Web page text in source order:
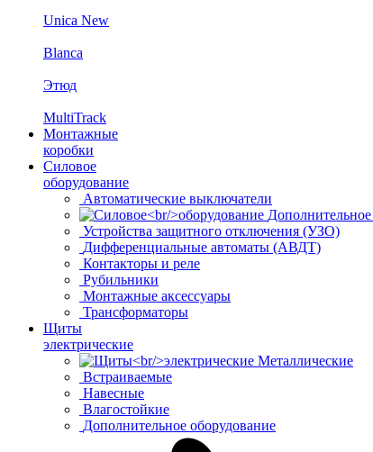
Unica New
Blanca
Этюд
MultiTrack
Монтажные
коробки
Силовое
оборудование
Автоматические выключатели
Устройства защитного отключения (УЗО)
Дифференциальные автоматы (АВДТ)
Контакторы и реле
Рубильники
Монтажные аксессуары
Трансформаторы
Щиты
электрические
Металлические
Встраиваемые
Навесные
Влагостойкие
Дополнительное оборудование